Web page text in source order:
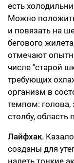
есть
Можно
и повязать на
бегового
отмечают
числе "старой
требующих
организм в
темпом:
столбу, область
Лайфхак.
созданы для
надеть тонкие